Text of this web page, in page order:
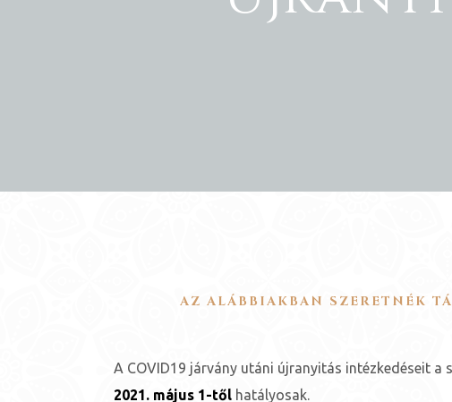
AZ ALÁBBIAKBAN SZERETNÉK
A COVID19 járvány utáni újranyitás intézkedéseit
2021. május 1-től hatályosak.